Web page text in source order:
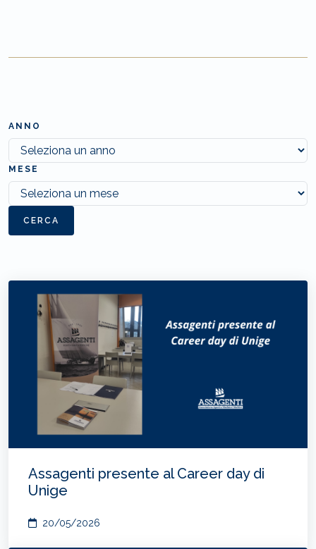
ANNO
MESE
CERCA
Assagenti presente al Career day di
Unige
20/05/2026